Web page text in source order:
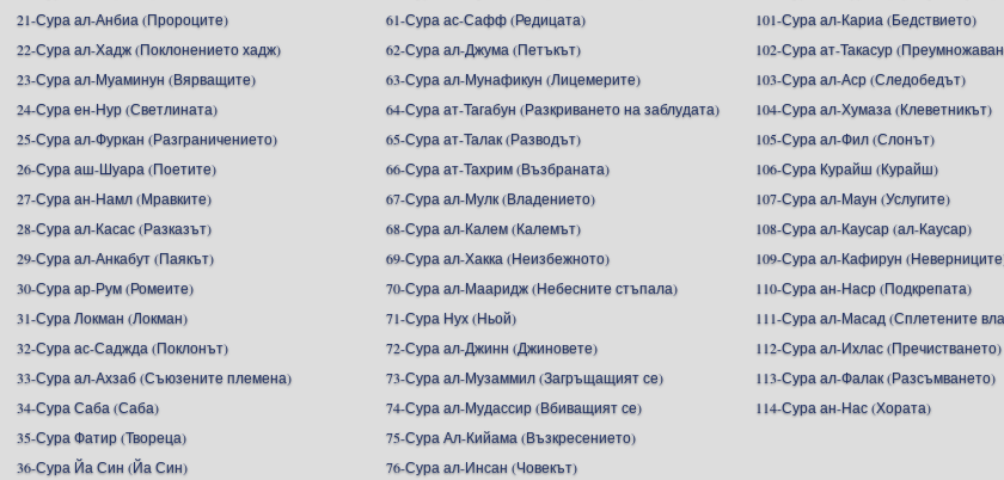
21-Сура ал-Анбиа (Пророците)
22-Сура ал-Хадж (Поклонението хадж)
23-Сура ал-Муаминун (Вярващите)
24-Сура ен-Нур (Светлината)
25-Сура ал-Фуркан (Разграничението)
26-Сура аш-Шуара (Поетите)
27-Сура ан-Намл (Мравките)
28-Сура ал-Касас (Разказът)
29-Сура ал-Анкабут (Паякът)
30-Сура ар-Рум (Ромеите)
31-Сура Локман (Локман)
32-Сура ас-Саджда (Поклонът)
33-Сура ал-Ахзаб (Съюзените племена)
34-Сура Саба (Саба)
35-Сура Фатир (Твореца)
36-Сура Йа Син (Йа Син)
61-Сура ас-Сафф (Редицата)
62-Сура ал-Джума (Петъкът)
63-Сура ал-Мунафикун (Лицемерите)
64-Сура ат-Тагабун (Разкриването на заблудата)
65-Сура ат-Талак (Разводът)
66-Сура ат-Тахрим (Възбраната)
67-Сура ал-Мулк (Владението)
68-Сура ал-Калем (Калемът)
69-Сура ал-Хакка (Неизбежното)
70-Сура ал-Мааридж (Небесните стъпала)
71-Сура Нух (Ньой)
72-Сура ал-Джинн (Джиновете)
73-Сура ал-Музаммил (Загръщащият се)
74-Сура ал-Мудассир (Вбиващият се)
75-Сура Ал-Кийама (Възкресението)
76-Сура ал-Инсан (Човекът)
101-Сура ал-Кариа (Бедствието)
102-Сура ат-Такасур
103-Сура ал-Аср (Следобедът)
104-Сура ал-Хумаза (Клеветникът)
105-Сура ал-Фил (Слонът)
106-Сура Курайш (Курайш)
107-Сура ал-Маун (Услугите)
108-Сура ал-Каусар (ал-Каусар)
109-Сура ал-Кафирун
110-Сура ан-Наср (Подкрепата)
111-Сура ал-Масад (Сплетените
112-Сура ал-Ихлас (Пречистването)
113-Сура ал-Фалак (Разсъмването)
114-Сура ан-Нас (Хората)